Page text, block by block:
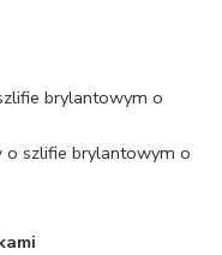
brylantowym o
o szlifie brylantowym o